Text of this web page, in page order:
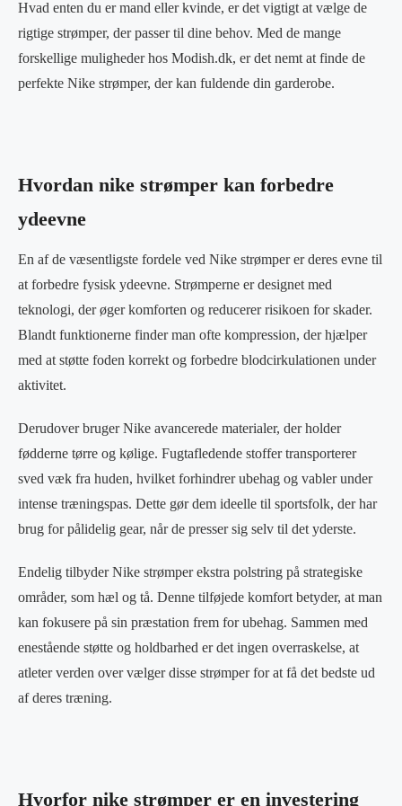
Hvad enten du er mand eller kvinde, er det vigtigt at vælge de
rigtige strømper, der passer til dine behov. Med de mange
forskellige muligheder hos Modish.dk, er det nemt at finde de
perfekte Nike strømper, der kan fuldende din garderobe.
Hvordan nike strømper kan forbedre
ydeevne
En af de væsentligste fordele ved Nike strømper er deres evne til
at forbedre fysisk ydeevne. Strømperne er designet med
teknologi, der øger komforten og reducerer risikoen for skader.
Blandt funktionerne finder man ofte kompression, der hjælper
med at støtte foden korrekt og forbedre blodcirkulationen under
aktivitet.
Derudover bruger Nike avancerede materialer, der holder
fødderne tørre og kølige. Fugtafledende stoffer transporterer
sved væk fra huden, hvilket forhindrer ubehag og vabler under
intense træningspas. Dette gør dem ideelle til sportsfolk, der har
brug for pålidelig gear, når de presser sig selv til det yderste.
Endelig tilbyder Nike strømper ekstra polstring på strategiske
områder, som hæl og tå. Denne tilføjede komfort betyder, at man
kan fokusere på sin præstation frem for ubehag. Sammen med
enestående støtte og holdbarhed er det ingen overraskelse, at
atleter verden over vælger disse strømper for at få det bedste ud
af deres træning.
Hvorfor nike strømper er en investering